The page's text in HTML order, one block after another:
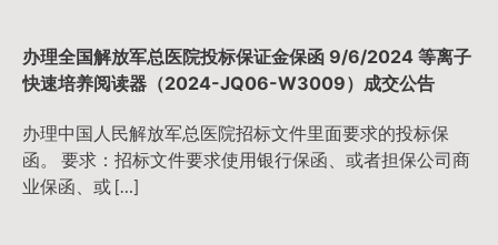
办理全国解放军总医院投标保证金保函 9/6/2024 等离子
快速培养阅读器（2024-JQ06-W3009）成交公告
办理中国人民解放军总医院招标文件里面要求的投标保
函。 要求：招标文件要求使用银行保函、或者担保公司商
业保函、或 […]